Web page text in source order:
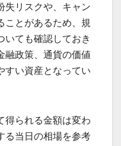
失リスクや、キャン
ことがあるため、規
いても確認しておき
融政策、通貨の価値
すい資産となってい
得られる金額は変わ
る当日の相場を参考